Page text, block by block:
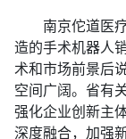
南京佗道医疗
造的手术机器人
术和市场前景后
空间广阔。省有
强化企业创新主
深度融合，加强